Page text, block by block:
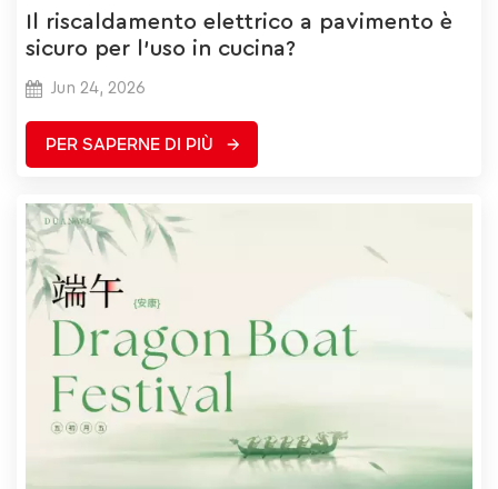
Il riscaldamento elettrico a pavimento è
sicuro per l'uso in cucina?
Jun 24, 2026
PER SAPERNE DI PIÙ